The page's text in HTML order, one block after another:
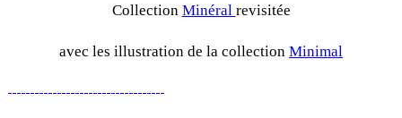
Collection Minéral revisitée
avec les illustration de la collection Minimal